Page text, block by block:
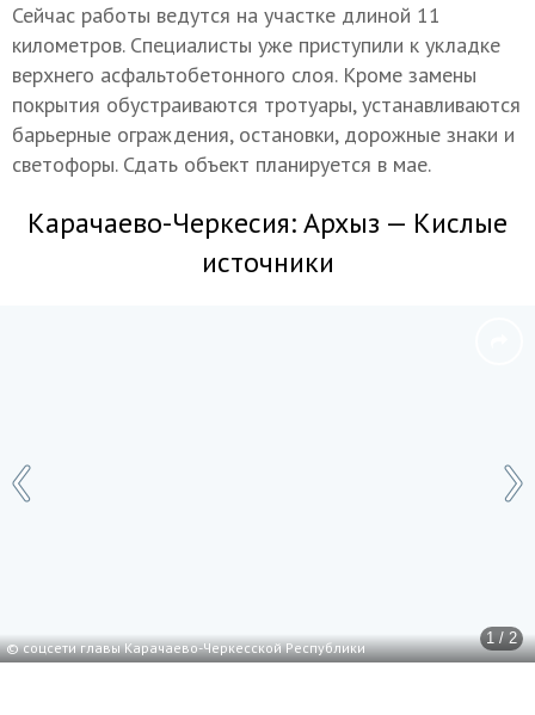
Сейчас работы ведутся на участке длиной 11
километров. Специалисты уже приступили к укладке
верхнего асфальтобетонного слоя. Кроме замены
покрытия обустраиваются тротуары, устанавливаются
барьерные ограждения, остановки, дорожные знаки и
светофоры. Сдать объект планируется в мае.
Карачаево-Черкесия: Архыз — Кислые
источники
1 / 2
© соцсети главы Карачаево-Черкесской Республики